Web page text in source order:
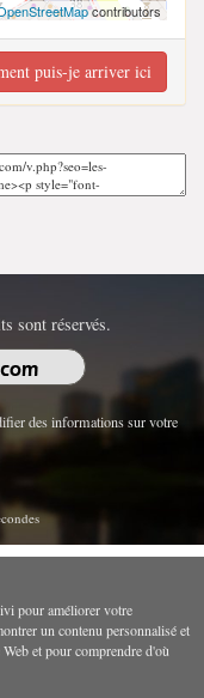
contributors
puis-je arriver ici
sont réservés.
des informations sur votre
pour améliorer votre
un contenu personnalisé et
et pour comprendre d'où